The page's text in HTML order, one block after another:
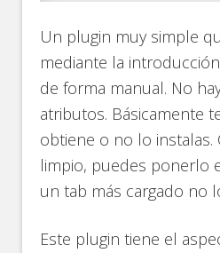
Un plugin muy simple
mediante la
de forma manual. No
atributos. Básicamente
obtiene o no lo instalas.
limpio, puedes ponerlo
un tab más cargado no
Este plugin tiene el